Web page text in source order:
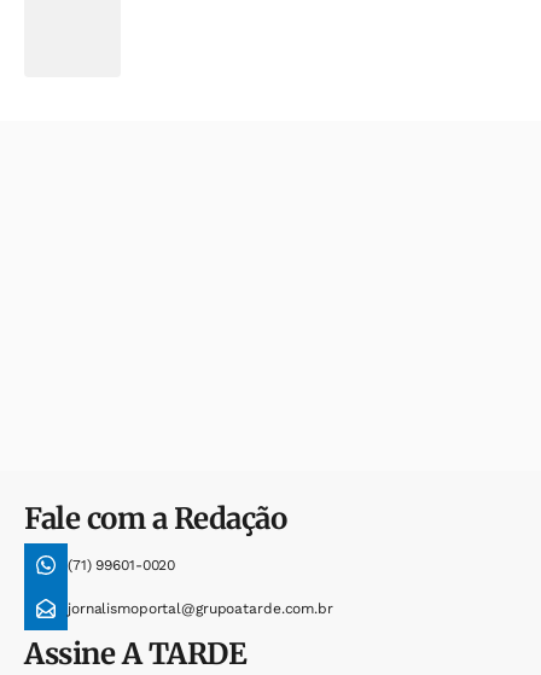
Fale com a Redação
(71) 99601-0020
jornalismoportal@grupoatarde.com.br
AssineA TARDE